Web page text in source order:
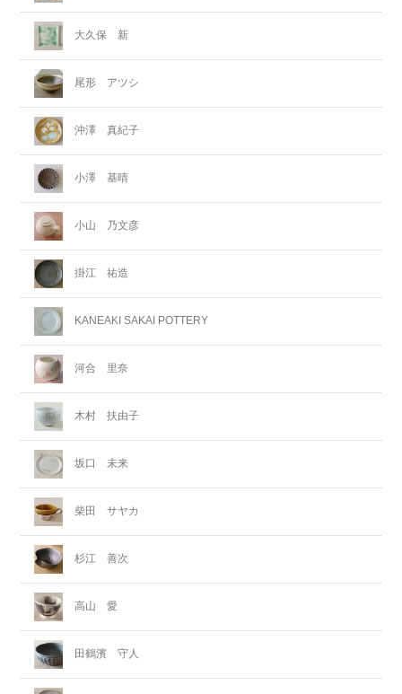
大久保 新
尾形 アツシ
沖澤 真紀子
小澤 基晴
小山 乃文彦
掛江 祐造
KANEAKI SAKAI POTTERY
河合 里奈
木村 扶由子
坂口 未来
柴田 サヤカ
杉江 善次
高山 愛
田鶴濱 守人